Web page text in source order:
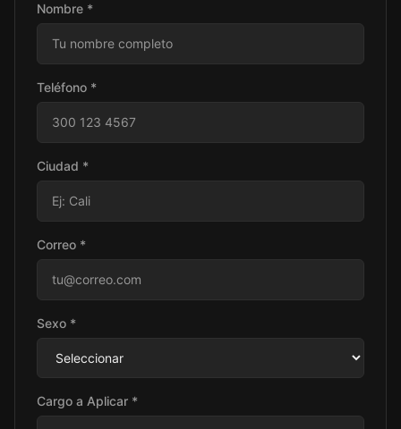
Nombre *
Teléfono *
Ciudad *
Correo *
Sexo *
Cargo a Aplicar *